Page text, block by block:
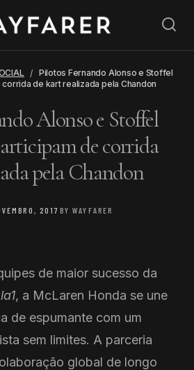
Pilotos Fernando Alonso e Stoffel
de kart realizada pela Chandon
Alonso e Stoffel
de corrida
pela Chandon
2017 BY WAYFARER
de maior sucesso da
, a McLaren Honda se une
de espumante com um
sem limites. A parceria
global de longo